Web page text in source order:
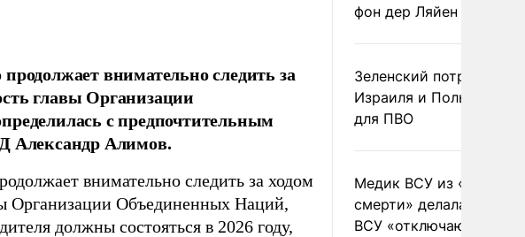
внимательно следить за
главы Организации
с предпочтительным
Александр Алимов.
внимательно следить за ходом
Организации Объединенных Наций,
должны состояться в 2026 году,
фон дер Ляйен
Зеленский потребовал
Израиля и Польши
для ПВО
Медик ВСУ из «полка
смерти» делала
ВСУ «отключающие